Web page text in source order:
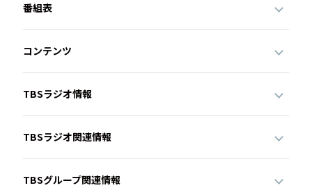
番組表
コンテンツ
TBSラジオ情報
TBSラジオ関連情報
TBSグループ関連情報